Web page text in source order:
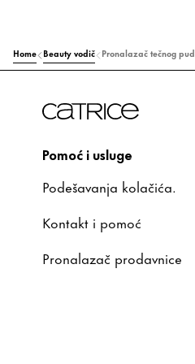
Home Beauty vodič Pronalazač tečnog
Pomoć i usluge
Podešavanja kolačića.
Kontakt i pomoć
Pronalazač prodavnice